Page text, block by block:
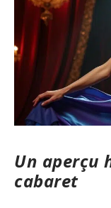
Un aperçu
cabaret